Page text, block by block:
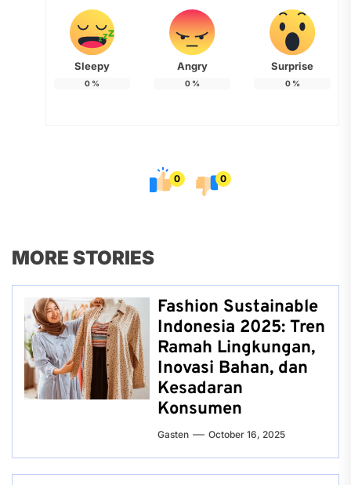
Sleepy
0 %
Angry
0%
Surprise
0%
0 0
MORE STORIES
Fashion Sustainable
Indonesia 2025: Tren
Ramah Lingkungan,
Inovasi Bahan, dan
Kesadaran
Konsumen
Gasten October 16, 2025